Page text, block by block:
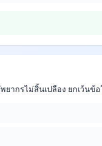
ยากรไม่สิ้นเปลือง ยกเว้นข้